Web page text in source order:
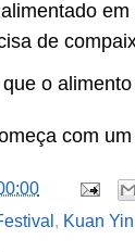
de
o
com
, Kuan Yin